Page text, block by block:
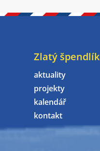
Zlatý špendlík
aktuality
projekty
kalendář
kontakt